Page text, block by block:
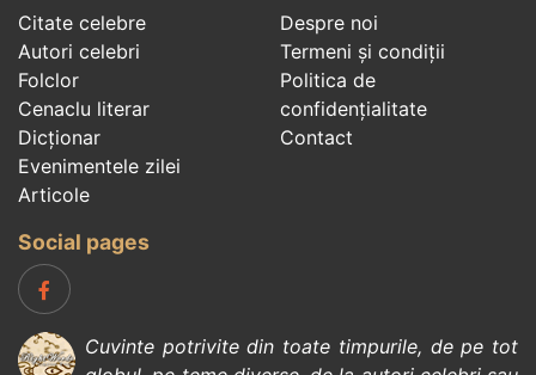
Citate celebre
Autori celebri
Folclor
Cenaclu literar
Dicționar
Evenimentele zilei
Articole
Despre noi
Termeni și condiții
Politica de
confidenţialitate
Contact
Social pages
Cuvinte potrivite din toate timpurile, de pe tot